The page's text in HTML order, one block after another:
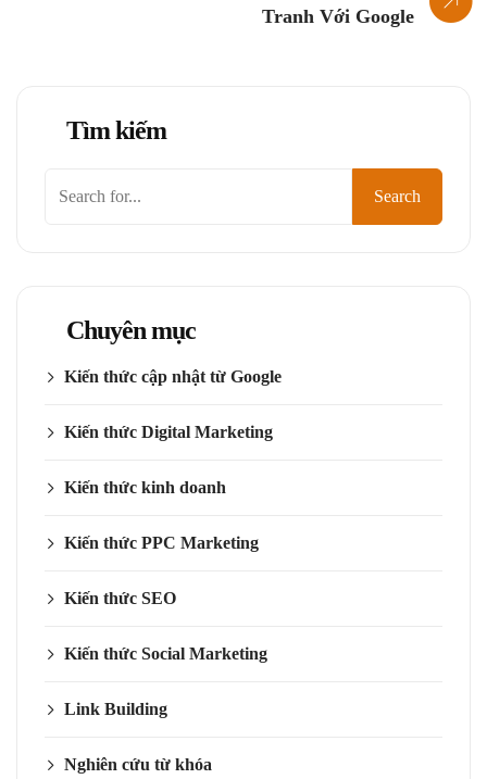
Tranh Với Google
Tìm kiếm
Search
Chuyên mục
Kiến thức cập nhật từ Google
Kiến thức Digital Marketing
Kiến thức kinh doanh
Kiến thức PPC Marketing
Kiến thức SEO
Kiến thức Social Marketing
Link Building
Nghiên cứu từ khóa